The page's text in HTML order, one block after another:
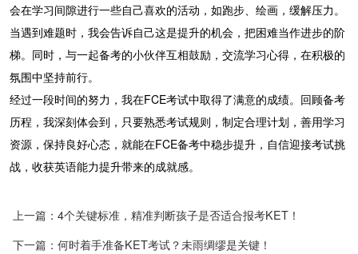
会在学习间隙进行一些自己喜欢的活动，如跑步、绘画，缓解压力。
当遇到难题时，我会告诉自己这是提升的机会，把困难当作进步的阶
梯。同时，与一起备考的小伙伴互相鼓励，交流学习心得，在积极的
氛围中坚持前行。
经过一段时间的努力，我在FCE考试中取得了满意的成绩。回顾备考
历程，我深刻体会到，只要熟悉考试规则，制定合理计划，善用学习
资源，保持良好心态，就能在FCE备考中稳步提升，自信迎接考试挑
战，收获英语能力提升带来的成就感。
上一篇：4个关键标准，精准判断孩子是否适合报考KET！
下一篇：何时着手准备KET考试？未雨绸缪是关键！